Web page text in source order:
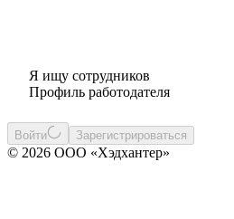
Я ищу сотрудников
Профиль работодателя
Войти Зарегистрироваться
© 2026 ООО «Хэдхантер»